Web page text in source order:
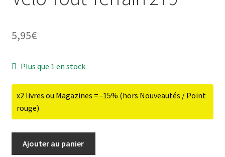
5,95€
Plus que 1 en stock
x2 livres ou Magazines = -15% (hors Nouveautés / Point
rouge)
Ajouter au panier